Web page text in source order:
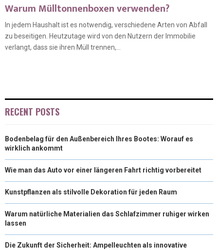
Warum Mülltonnenboxen verwenden?
In jedem Haushalt ist es notwendig, verschiedene Arten von Abfall
zu beseitigen. Heutzutage wird von den Nutzern der Immobilie
verlangt, dass sie ihren Müll trennen,...
RECENT POSTS
Bodenbelag für den Außenbereich Ihres Bootes: Worauf es
wirklich ankommt
Wie man das Auto vor einer längeren Fahrt richtig vorbereitet
Kunstpflanzen als stilvolle Dekoration für jeden Raum
Warum natürliche Materialien das Schlafzimmer ruhiger wirken
lassen
Die Zukunft der Sicherheit: Ampelleuchten als innovative